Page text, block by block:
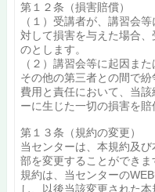
第１２条（損害賠償）
（１）受講者が、講習会
対して損害を与えた場合
のとします。
（２）講習会等に起因ま
その他の第三者との間で
費用と責任において、当
ーに生じた一切の損害を賠
第１３条（規約の変更）
当センターは、本規約及
部を変更することができ
規約は、当センターの
し、以後当該変更された